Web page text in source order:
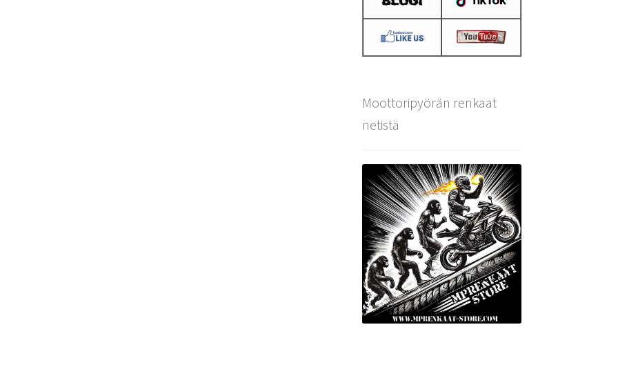
Moottoripyörän renkaat
netistä